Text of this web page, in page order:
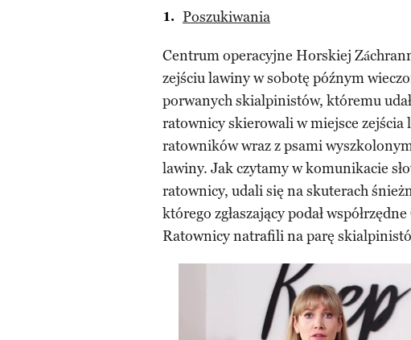
Poszukiwania
Centrum operacyjne Horskiej
zejściu lawiny w sobotę późnym
porwanych skialpinistów, któremu
ratownicy skierowali w miejsce
ratowników wraz z psami
lawiny. Jak czytamy w komunikacie
ratownicy, udali się na skuterach
którego zgłaszający podał
Ratownicy natrafili na parę